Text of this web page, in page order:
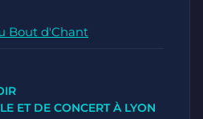
Bout d'Chant
ET DE CONCERT À LYON